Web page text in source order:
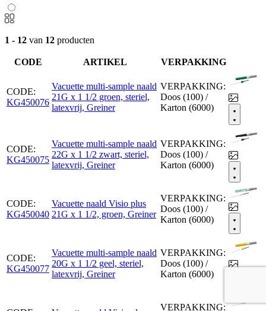
1 - 12 van 12 producten
CODE ARTIKEL VERPAKKING
CODE:
KG450076
Vacuette multi-sample naald
21G x 1 1/2 groen, steriel,
latexvrij, Greiner
VERPAKKING:
Doos (100) /
Karton (6000)
CODE:
KG450075
Vacuette multi-sample naald
22G x 1 1/2 zwart, steriel,
latexvrij, Greiner
VERPAKKING:
Doos (100) /
Karton (6000)
CODE:
KG450040
Vacuette naald Visio plus
21G x 1 1/2, groen, Greiner
VERPAKKING:
Doos (100) /
Karton (6000)
CODE:
KG450077
Vacuette multi-sample naald
20G x 1 1/2 geel, steriel,
latexvrij, Greiner
VERPAKKING:
Doos (100) /
Karton (6000)
VERPAKKING: